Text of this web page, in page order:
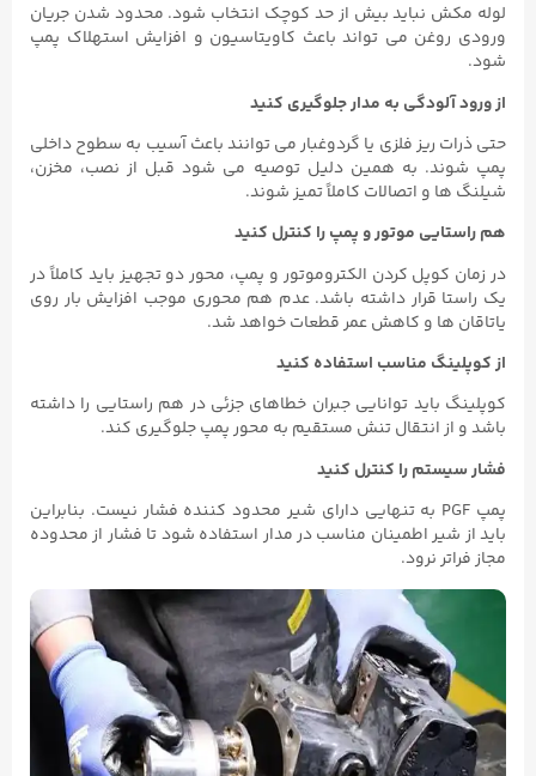
لوله مکش نباید بیش از حد کوچک انتخاب شود. محدود شدن جریان
ورودی روغن می ‌تواند باعث کاویتاسیون و افزایش استهلاک پمپ
شود.
از ورود آلودگی به مدار جلوگیری کنید
حتی ذرات ریز فلزی یا گردوغبار می‌ توانند باعث آسیب به سطوح داخلی
پمپ شوند. به همین دلیل توصیه می ‌شود قبل از نصب، مخزن،
شیلنگ‌ ها و اتصالات کاملاً تمیز شوند.
هم ‌راستایی موتور و پمپ را کنترل کنید
در زمان کوپل کردن الکتروموتور و پمپ، محور دو تجهیز باید کاملاً در
یک راستا قرار داشته باشد. عدم هم‌ محوری موجب افزایش بار روی
یاتاقان‌ ها و کاهش عمر قطعات خواهد شد.
از کوپلینگ مناسب استفاده کنید
کوپلینگ باید توانایی جبران خطاهای جزئی در هم‌ راستایی را داشته
باشد و از انتقال تنش مستقیم به محور پمپ جلوگیری کند.
فشار سیستم را کنترل کنید
پمپ PGF به‌ تنهایی دارای شیر محدود کننده فشار نیست. بنابراین
باید از شیر اطمینان مناسب در مدار استفاده شود تا فشار از محدوده
مجاز فراتر نرود.